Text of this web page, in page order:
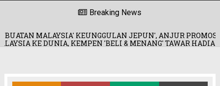
Breaking News
KEUNGGULAN JEPUN', ANJUR PROMOSI MERDEKA!
KEMPEN 'BELI & MENANG' TAWAR HADIAH KERETA!